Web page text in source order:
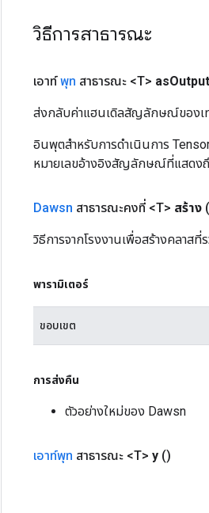
วิธีการสาธารณะ
เอาท์พุท สาธารณะ <T> asOutput
ส่งกลับค่าแฮนเดิลสัญลักษณ์ของเ
อินพุตสำหรับการดำเนินการ
หมายเลขอ้างอิงสัญลักษณ์ที่แสดง
Dawsn สาธารณะคงที่ <T> สร้าง
วิธีการจากโรงงานเพื่อสร้างคลาส
พารามิเตอร์
ขอบเขต
การส่งคืน
ตัวอย่างใหม่ของ Dawsn
เอาท์พุท สาธารณะ <T> y ()